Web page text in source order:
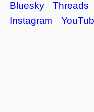
Bluesky
Threads
Instagram